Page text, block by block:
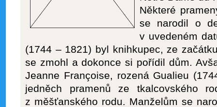
Některé
se narodil o
v uvedeném
(1744 – 1821) byl knihkupec, ze
se zmohl a dokonce si pořídil dům.
Jeanne Françoise, rozená Gualieu
jedněch pramenů ze tkalcovského
z měšťanského rodu. Manželům se